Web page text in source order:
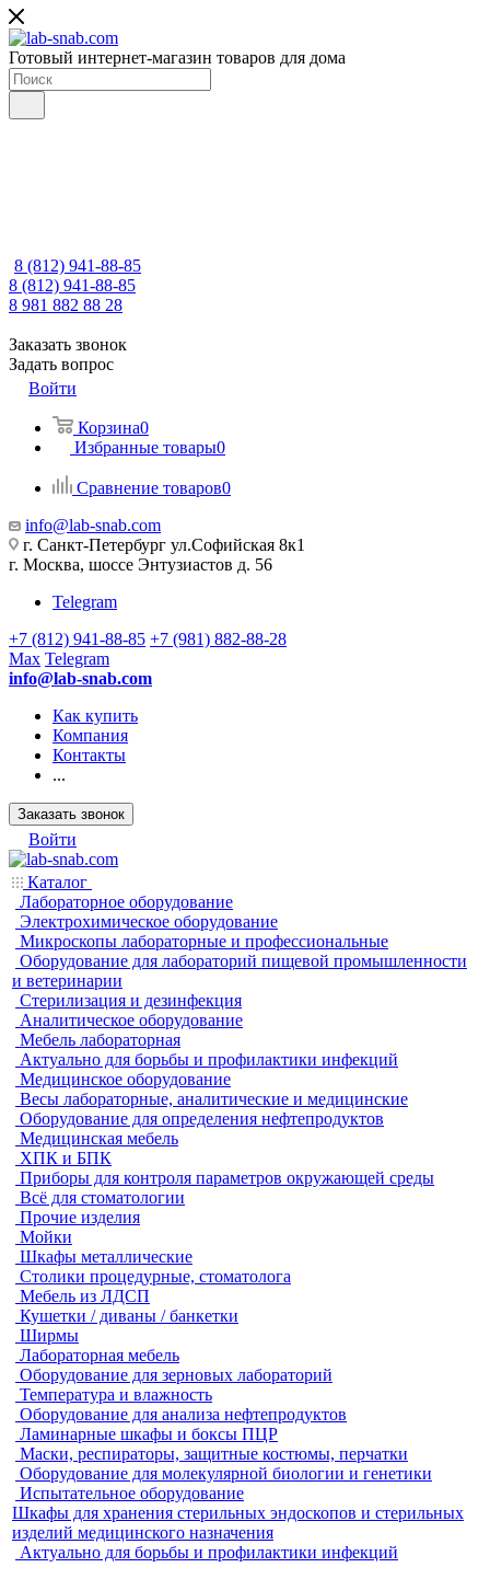
Готовый интернет-магазин товаров для дома
8 (812) 941-88-85
8 (812) 941-88-85
8 981 882 88 28
Заказать звонок
Задать вопрос
Войти
Корзина0
Избранные товары0
Сравнение товаров0
info@lab-snab.com
г. Санкт-Петербург ул.Софийская 8к1
г. Москва, шоссе Энтузиастов д. 56
Telegram
+7 (812) 941-88-85 +7 (981) 882-88-28
Max Telegram
info@lab-snab.com
Как купить
Компания
Контакты
...
Заказать звонок
Войти
Каталог
Лабораторное оборудование
Электрохимическое оборудование
Микроскопы лабораторные и профессиональные
Оборудование для лабораторий пищевой промышленности
и ветеринарии
Стерилизация и дезинфекция
Аналитическое оборудование
Мебель лабораторная
Актуально для борьбы и профилактики инфекций
Медицинское оборудование
Весы лабораторные, аналитические и медицинские
Оборудование для определения нефтепродуктов
Медицинская мебель
ХПК и БПК
Приборы для контроля параметров окружающей среды
Всё для стоматологии
Прочие изделия
Мойки
Шкафы металлические
Столики процедурные, стоматолога
Мебель из ЛДСП
Кушетки / диваны / банкетки
Ширмы
Лабораторная мебель
Оборудование для зерновых лабораторий
Температура и влажность
Оборудование для анализа нефтепродуктов
Ламинарные шкафы и боксы ПЦР
Маски, респираторы, защитные костюмы, перчатки
Оборудование для молекулярной биологии и генетики
Испытательное оборудование
Шкафы для хранения стерильных эндоскопов и стерильных
изделий медицинского назначения
Актуально для борьбы и профилактики инфекций